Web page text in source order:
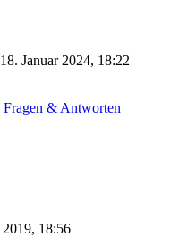
Januar 2024, 18:22
& Antworten
18:56